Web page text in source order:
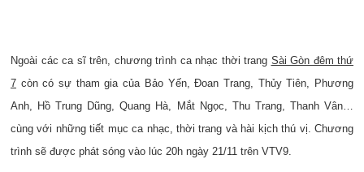
Ngoài các ca sĩ trên, chương trình ca nhạc thời trang Sài Gòn đêm thứ
7 còn có sự tham gia của Bảo Yến, Đoan Trang, Thủy Tiên, Phương
Anh, Hồ Trung Dũng, Quang Hà, Mắt Ngọc, Thu Trang, Thanh Vân…
cùng với những tiết mục ca nhạc, thời trang và hài kịch thú vị. Chương
trình sẽ được phát sóng vào lúc 20h ngày 21/11 trên VTV9.